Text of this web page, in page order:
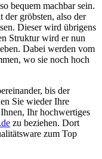
bequem machbar sein.
der gröbsten, also der
Dieser wird übrigens
Struktur wird er nun
Dabei werden vom
wo sie noch hoch
bis der
Sie wieder Ihre
Ihr hochwertiges
zu beziehen. Dort
zum Top